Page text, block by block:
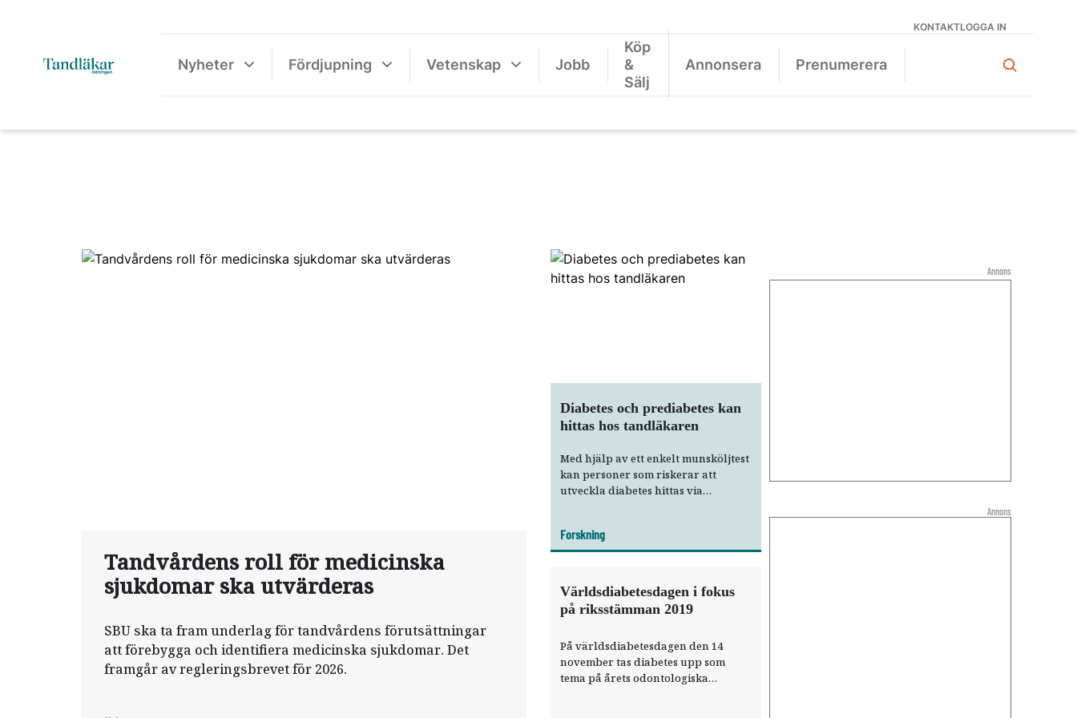
KONTAKTLOGGA IN
Nyheter Fördjupning Vetenskap Jobb
Köp
&
Sälj
Annonsera Prenumerera
Tandvårdens roll för medicinska
sjukdomar ska utvärderas
SBU ska ta fram underlag för tandvårdens förutsättningar
att förebygga och identifiera medicinska sjukdomar. Det
framgår av regleringsbrevet för 2026.
Diabetes och prediabetes kan
hittas hos tandläkaren
Med hjälp av ett enkelt munsköljtest
kan personer som riskerar att
utveckla diabetes hittas via
Forskning
Världsdiabetesdagen i fokus
på riksstämman 2019
På världsdiabetesdagen den 14
november tas ­diabetes upp som
tema på årets odontologiska
Annons
Annons